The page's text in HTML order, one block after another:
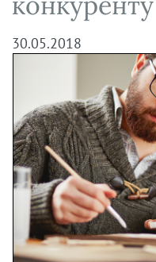
Защита активов
Вопросы-ответы
Вебинары и семинары
30.05.2018